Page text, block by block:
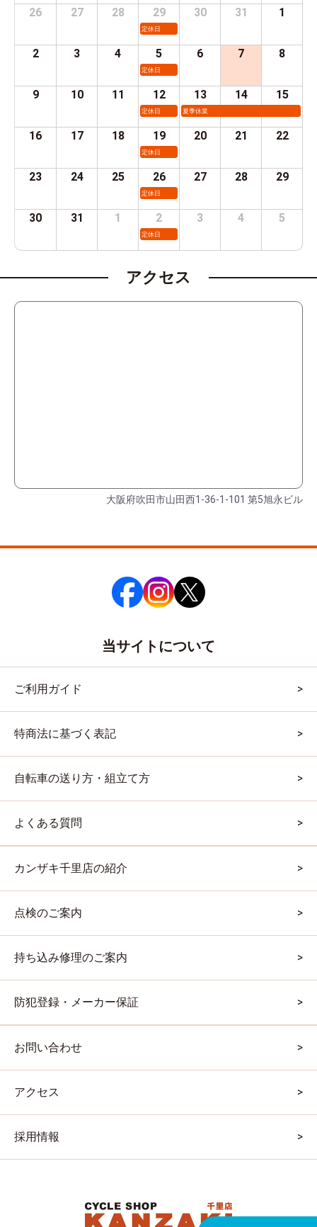
26 27 28 29
定休日
30 31 1
2 3 4 5
定休日
6 7 8
9 10 11 12
定休日
13
夏季休業
14 15
16 17 18 19
定休日
20 21 22
23 24 25 26
定休日
27 28 29
30 31 1 2
定休日
3 4 5
アクセス
大阪府吹田市山田西1-36-1-101 第5旭永ビル
当サイトについて
ご利用ガイド
特商法に基づく表記
自転車の送り方・組立て方
よくある質問
カンザキ千里店の紹介
点検のご案内
持ち込み修理のご案内
防犯登録・メーカー保証
お問い合わせ
アクセス
採用情報